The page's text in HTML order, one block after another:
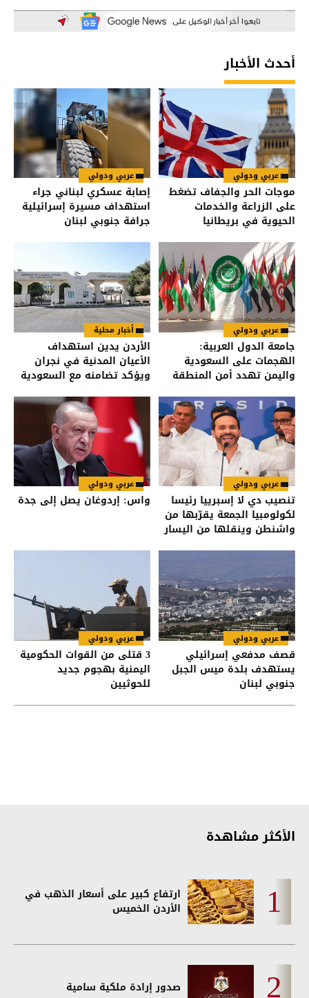
أحدث الأخبار
عربي ودولي
موجات الحر والجفاف تضغط
على الزراعة والخدمات
الحيوية في بريطانيا
عربي ودولي
إصابة عسكري لبناني جراء
استهداف مسيرة إسرائيلية
جرافة جنوبي لبنان
عربي ودولي
جامعة الدول العربية:
الهجمات على السعودية
واليمن تهدد أمن المنطقة
أخبار محلية
الأردن يدين استهداف
الأعيان المدنية في نجران
ويؤكد تضامنه مع السعودية
عربي ودولي
تنصيب دي لا إسبرييا رئيسا
لكولومبيا الجمعة يقرّبها من
واشنطن وينقلها من اليسار
عربي ودولي
واس: إردوغان يصل إلى جدة
عربي ودولي
قصف مدفعي إسرائيلي
يستهدف بلدة ميس الجبل
جنوبي لبنان
عربي ودولي
3 قتلى من القوات الحكومية
اليمنية بهجوم جديد
للحوثيين
الأكثر مشاهدة
ارتفاع كبير على أسعار الذهب في
الأردن الخميس
صدور إرادة ملكية سامية